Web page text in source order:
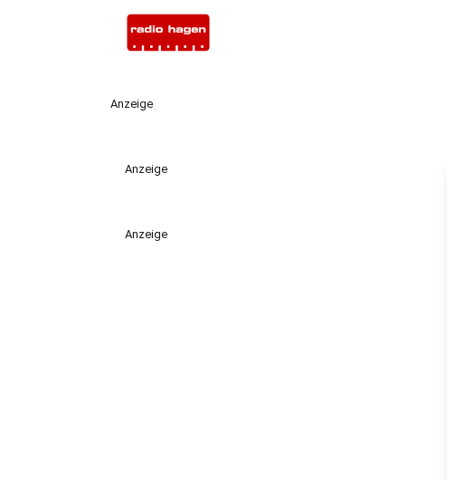
Anzeige
Anzeige
Anzeige